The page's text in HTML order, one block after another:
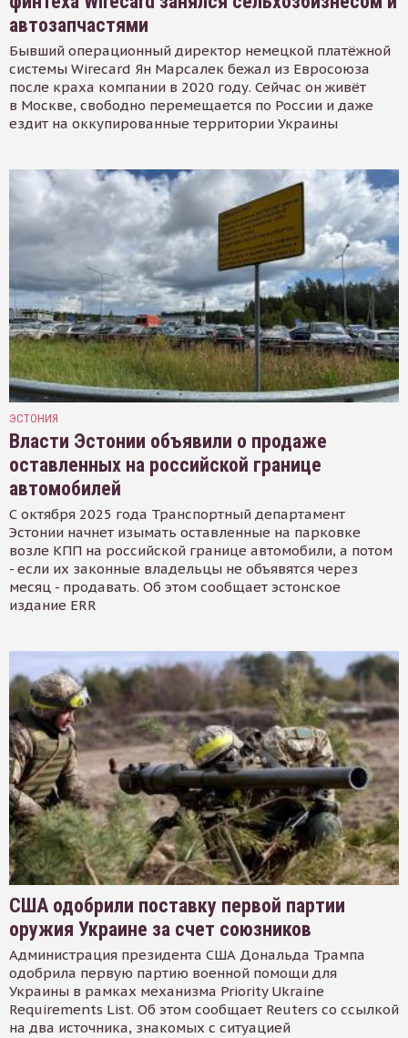
автозапчастями
Бывший операционный директор немецкой платёжной
системы Wirecard Ян Марсалек бежал из Евросоюза
после краха компании в 2020 году. Сейчас он живёт
в Москве, свободно перемещается по России и даже
ездит на оккупированные территории Украины
ЭСТОНИЯ
Власти Эстонии объявили о продаже
оставленных на российской границе
автомобилей
С октября 2025 года Транспортный департамент
Эстонии начнет изымать оставленные на парковке
возле КПП на российской границе автомобили, а потом
- если их законные владельцы не объявятся через
месяц - продавать. Об этом сообщает эстонское
издание ERR
США одобрили поставку первой партии
оружия Украине за счет союзников
Администрация президента США Дональда Трампа
одобрила первую партию военной помощи для
Украины в рамках механизма Priority Ukraine
Requirements List. Об этом сообщает Reuters со ссылкой
на два источника, знакомых с ситуацией